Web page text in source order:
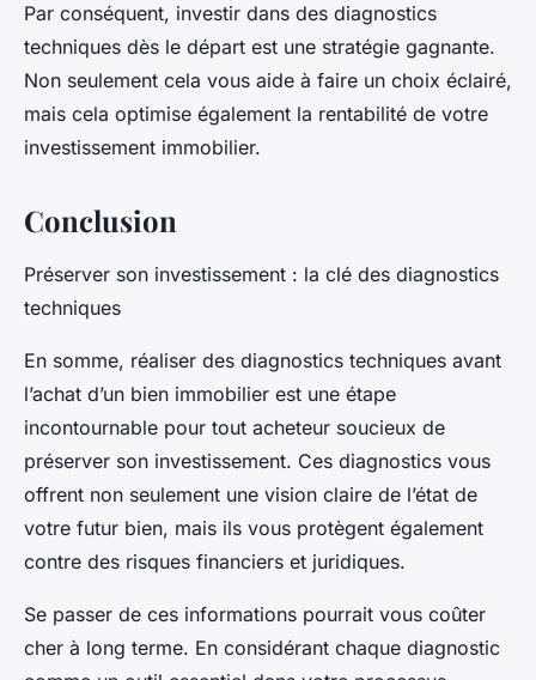
Par conséquent, investir dans des diagnostics
techniques dès le départ est une stratégie gagnante.
Non seulement cela vous aide à faire un choix éclairé,
mais cela optimise également la rentabilité de votre
investissement immobilier.
Conclusion
Préserver son investissement : la clé des diagnostics
techniques
En somme, réaliser des diagnostics techniques avant
l’achat d’un bien immobilier est une étape
incontournable pour tout acheteur soucieux de
préserver son investissement. Ces diagnostics vous
offrent non seulement une vision claire de l’état de
votre futur bien, mais ils vous protègent également
contre des risques financiers et juridiques.
Se passer de ces informations pourrait vous coûter
cher à long terme. En considérant chaque diagnostic